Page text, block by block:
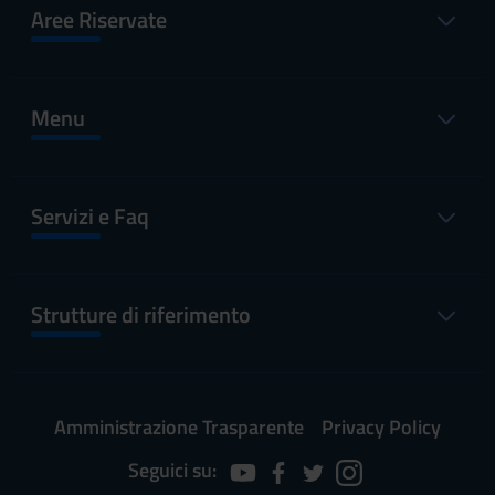
Aree Riservate
Menu
Servizi e Faq
Strutture di riferimento
Amministrazione Trasparente
Privacy Policy
Seguici su: